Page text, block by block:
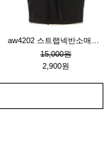
15,000원
2,900원